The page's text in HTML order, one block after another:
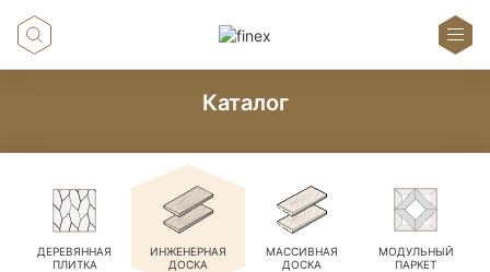
Каталог
ДЕРЕВЯННАЯ
ПЛИТКА
ИНЖЕНЕРНАЯ
ДОСКА
МАССИВНАЯ
ДОСКА
МОДУЛЬНЫЙ
ПАРКЕТ